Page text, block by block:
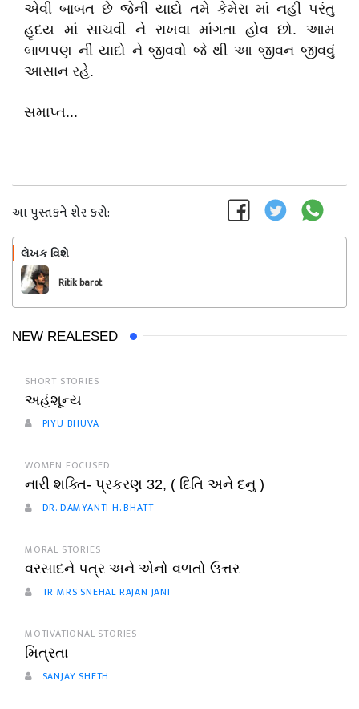
એવી બાબત છે જેની યાદો તમે કેમેરા માં નહીં પરંતુ
હૃદય માં સાચવી ને રાખવા માંગતા હોવ છો. આમ
બાળપણ ની યાદો ને જીવવો જે થી આ જીવન જીવવું
આસાન રહે.
સમાપ્ત...
આ પુસ્તકને શેર કરો:
લેખક વિશે
Ritik barot
NEW REALESED
SHORT STORIES
અહંશૂન્ય
PIYU BHUVA
WOMEN FOCUSED
નારી શક્તિ- પ્રકરણ 32, ( દિતિ અને દનુ )
DR. DAMYANTI H. BHATT
MORAL STORIES
વરસાદને પત્ર અને એનો વળતો ઉત્તર
TR MRS SNEHAL RAJAN JANI
MOTIVATIONAL STORIES
મિત્રતા
SANJAY SHETH